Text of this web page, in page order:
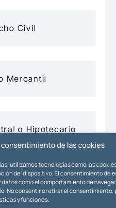
de las cookies
utilizamos tecnologías como las
del dispositivo. El consentimiento de
como el comportamiento de
No consentir o retirar el consentimiento,
y funciones.
Civil
Mercantil
o Hipotecario